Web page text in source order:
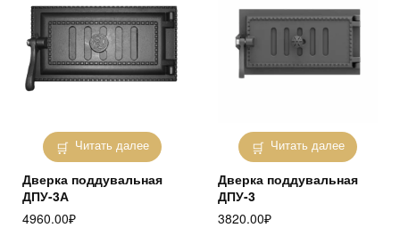
Читать далее
Дверка поддувальная
ДПУ-3А
4960.00₽
Читать далее
Дверка поддувальная
ДПУ-3
3820.00₽